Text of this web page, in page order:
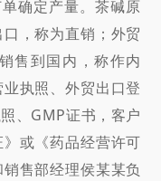
确定产量。茶碱原
，称为直销；外贸
售到国内，称作内
执照、外贸出口登
、GMP证书，客户
或《药品经营许可
售部经理侯某某负